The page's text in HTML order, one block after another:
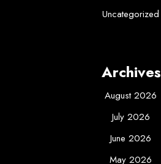
Uncategorized
Archives
August 2026
July 2026
June 2026
May 2026